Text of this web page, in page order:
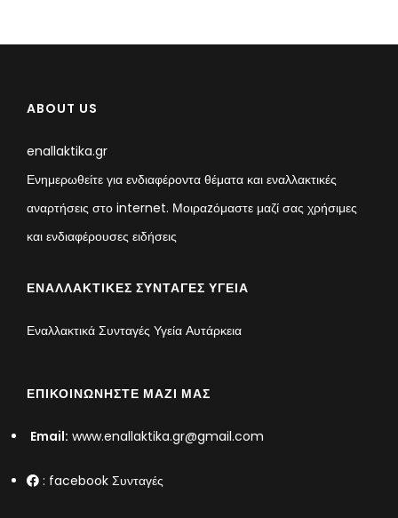
ABOUT US
enallaktika.gr
Ενημερωθείτε για ενδιαφέροντα θέματα και εναλλακτικές
αναρτήσεις στο internet. Μοιραzόμαστε μαζί σας χρήσιμες
και ενδιαφέρουσες ειδήσεις
ΕΝΑΛΛΑΚΤΙΚΈΣ ΣΥΝΤΑΓΈΣ ΥΓΕΊΑ
Εναλλακτικά Συνταγές Υγεία Αυτάρκεια
ΕΠΙΚΟΙΝΩΝΉΣΤΕ ΜΑΖΊ ΜΑΣ
Email: www.enallaktika.gr@gmail.com
: facebook Συνταγές